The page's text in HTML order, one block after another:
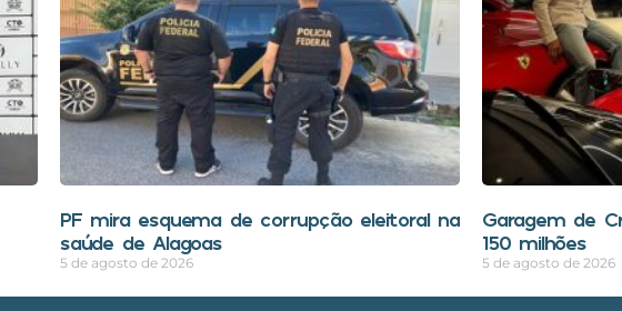
PF mira esquema de corrupção eleitoral na
saúde de Alagoas
5 de agosto de 2026
Garagem de
150 milhões
5 de agosto de 2026